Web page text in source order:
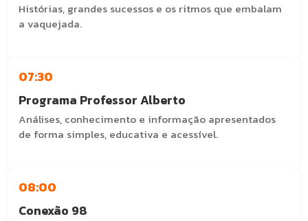
Histórias, grandes sucessos e os ritmos que embalam
a vaquejada.
07:30
Programa Professor Alberto
Análises, conhecimento e informação apresentados
de forma simples, educativa e acessível.
08:00
Conexão 98